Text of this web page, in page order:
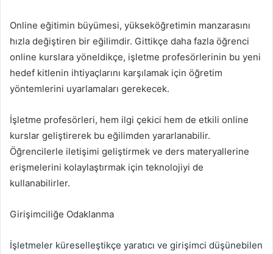
Online eğitimin büyümesi, yükseköğretimin manzarasını
hızla değiştiren bir eğilimdir. Gittikçe daha fazla öğrenci
online kurslara yöneldikçe, işletme profesörlerinin bu yeni
hedef kitlenin ihtiyaçlarını karşılamak için öğretim
yöntemlerini uyarlamaları gerekecek.
İşletme profesörleri, hem ilgi çekici hem de etkili online
kurslar geliştirerek bu eğilimden yararlanabilir.
Öğrencilerle iletişimi geliştirmek ve ders materyallerine
erişmelerini kolaylaştırmak için teknolojiyi de
kullanabilirler.
Girişimciliğe Odaklanma
İşletmeler küreselleştikçe yaratıcı ve girişimci düşünebilen